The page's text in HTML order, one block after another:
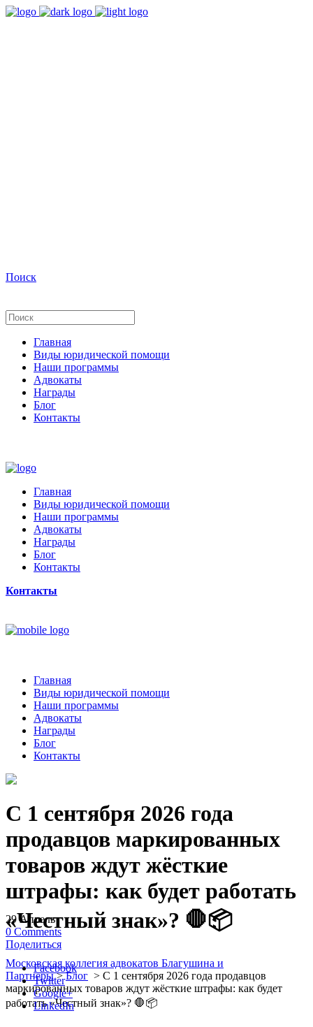
Поиск
Главная
Виды юридической помощи
Наши программы
Адвокаты
Награды
Блог
Контакты
Главная
Виды юридической помощи
Наши программы
Адвокаты
Награды
Блог
Контакты
Контакты
Главная
Виды юридической помощи
Наши программы
Адвокаты
Награды
Блог
Контакты
С 1 сентября 2026 года
продавцов маркированных
товаров ждут жёсткие
штрафы: как будет работать
«Честный знак»? 🛑📦
Московская коллегия адвокатов Благушина и
Партнеры>Блог > С 1 сентября 2026 года продавцов
маркированных товаров ждут жёсткие штрафы: как будет
работать «Честный знак»? 🛑📦
29 Апрель
0 Comments
Поделиться
Facebook
Twitter
Google+
LinkedIn